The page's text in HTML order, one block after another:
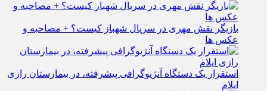
بازیگر نقش مهری در سریال شهباز کیست؟ + مصاحبه و
عکس ها
استقرار یک دستگاه آنژیوگرافی پیشرفته، در بیمارستان رازی
ایلام